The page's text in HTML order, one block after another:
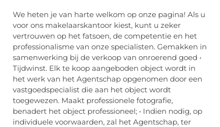
We heten je van harte welkom op onze pagina! Als u
voor ons makelaarskantoor kiest, kunt u zeker
vertrouwen op het fatsoen, de competentie en het
professionalisme van onze specialisten. Gemakken in
samenwerking bij de verkoop van onroerend goed •
Tijdwinst. Elk te koop aangeboden object wordt in
het werk van het Agentschap opgenomen door een
vastgoedspecialist die aan het object wordt
toegewezen. Maakt professionele fotografie,
benadert het object professioneel; • Indien nodig, op
individuele voorwaarden, zal het Agentschap, ter